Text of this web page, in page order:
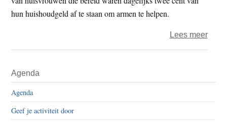
hun huishoudgeld af te staan om armen te helpen.
Lees meerover
in
Sidebar
Agenda
Agenda
Geef je activiteit door